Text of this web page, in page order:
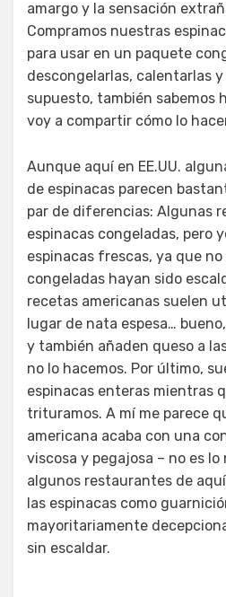
amargo y la sensación
Compramos nuestras
para usar en un paquete
descongelarlas, calentarlas
supuesto, también sabemos
voy a compartir cómo lo
Aunque aquí en EE.UU.
de espinacas parecen
par de diferencias: Algunas
espinacas congeladas, pero
espinacas frescas, ya que
congeladas hayan sido
recetas americanas suelen
lugar de nata espesa…
y también añaden queso a
no lo hacemos. Por último,
espinacas enteras mientras
trituramos. A mí me parece
americana acaba con una
viscosa y pegajosa – no es lo
algunos restaurantes de
las espinacas como
mayoritariamente
sin escaldar.